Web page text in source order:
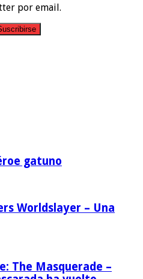
por email.
gatuno
Worldslayer – Una
The Masquerade –